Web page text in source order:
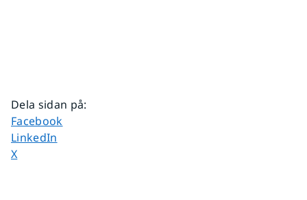
Dela sidan på:
Dela sidan på
Facebook
Dela sidan på
LinkedIn
Dela sidan på
X